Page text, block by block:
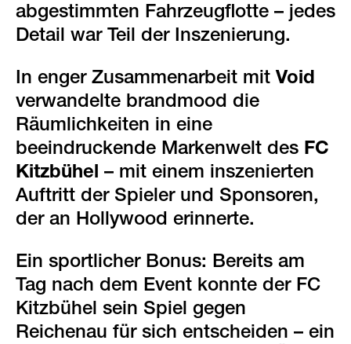
abgestimmten Fahrzeugflotte – jedes
Detail war Teil der Inszenierung.
In enger Zusammenarbeit mit Void
verwandelte brandmood die
Räumlichkeiten in eine
beeindruckende Markenwelt des FC
Kitzbühel – mit einem inszenierten
Auftritt der Spieler und Sponsoren,
der an Hollywood erinnerte.
Ein sportlicher Bonus: Bereits am
Tag nach dem Event konnte der FC
Kitzbühel sein Spiel gegen
Reichenau für sich entscheiden – ein